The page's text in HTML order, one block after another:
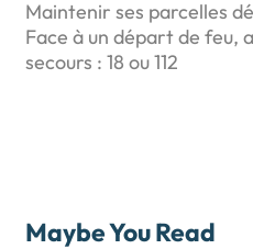
Maintenir ses parcelles
Face à un départ de feu,
secours : 18 ou 112
Maybe You Read